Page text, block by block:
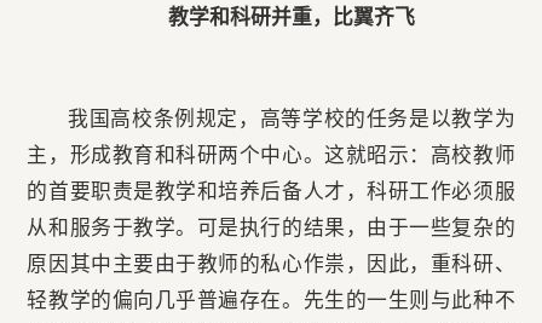
教学和科研并重，比翼齐飞
我国高校条例规定，高等学校的任务是以教学为
主，形成教育和科研两个中心。这就昭示：高校教师
的首要职责是教学和培养后备人才，科研工作必须服
从和服务于教学。可是执行的结果，由于一些复杂的
原因其中主要由于教师的私心作祟，因此，重科研、
轻教学的偏向几乎普遍存在。先生的一生则与此种不